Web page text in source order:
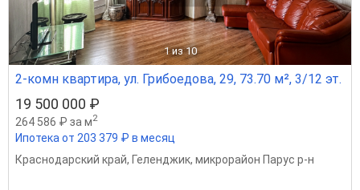
1 из 10
2-комн квартира, ул. Грибоедова, 29, 73.70 м², 3/12 эт.
19 500 000 ₽
264 586 ₽ за м2
Ипотека от 203 379 ₽ в месяц
Краснодарский край, Геленджик, микрорайон Парус р-н